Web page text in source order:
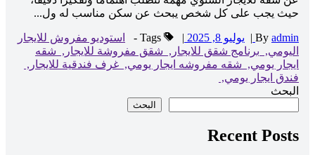
حيث يجب على كل شخص يبحث عن سكن مناسب له ول...
By admin
| يوليو 8, 2025 |
استوديو مفروش للايجار
اليومي, برنامج شقق للايجار, شقق مفروشة للايجار, شقه
ايجار يومي, شقه مفروشه ايجار يومي, غرف فندقية للايجار,
فندق ايجار يومي,
البحث
البحث
Recent Posts